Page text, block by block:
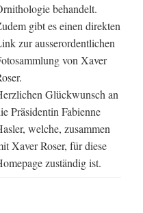
behandelt.
gibt es einen direkten
zur ausserordentlichen
von Xaver
Glückwunsch an
Präsidentin Fabienne
welche, zusammen
Xaver Roser, für diese
zuständig ist.